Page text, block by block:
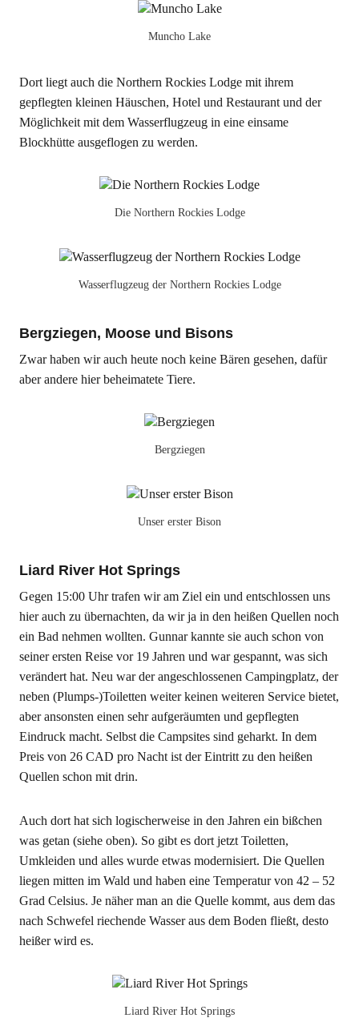
Muncho Lake
Dort liegt auch die Northern Rockies Lodge mit ihrem
gepflegten kleinen Häuschen, Hotel und Restaurant und der
Möglichkeit mit dem Wasserflugzeug in eine einsame
Blockhütte ausgeflogen zu werden.
Die Northern Rockies Lodge
Wasserflugzeug der Northern Rockies Lodge
Bergziegen, Moose und Bisons
Zwar haben wir auch heute noch keine Bären gesehen, dafür
aber andere hier beheimatete Tiere.
Bergziegen
Unser erster Bison
Liard River Hot Springs
Gegen 15:00 Uhr trafen wir am Ziel ein und entschlossen uns
hier auch zu übernachten, da wir ja in den heißen Quellen noch
ein Bad nehmen wollten. Gunnar kannte sie auch schon von
seiner ersten Reise vor 19 Jahren und war gespannt, was sich
verändert hat. Neu war der angeschlossenen Campingplatz, der
neben (Plumps-)Toiletten weiter keinen weiteren Service bietet,
aber ansonsten einen sehr aufgeräumten und gepflegten
Eindruck macht. Selbst die Campsites sind geharkt. In dem
Preis von 26 CAD pro Nacht ist der Eintritt zu den heißen
Quellen schon mit drin.
Auch dort hat sich logischerweise in den Jahren ein bißchen
was getan (siehe oben). So gibt es dort jetzt Toiletten,
Umkleiden und alles wurde etwas modernisiert. Die Quellen
liegen mitten im Wald und haben eine Temperatur von 42 – 52
Grad Celsius. Je näher man an die Quelle kommt, aus dem das
nach Schwefel riechende Wasser aus dem Boden fließt, desto
heißer wird es.
Liard River Hot Springs